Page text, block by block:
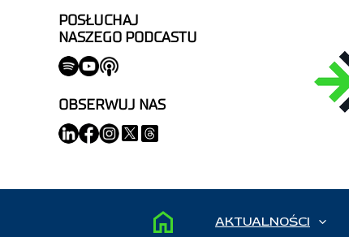
POSŁUCHAJ
NASZEGO PODCASTU
OBSERWUJ NAS
AKTUALNOŚCI